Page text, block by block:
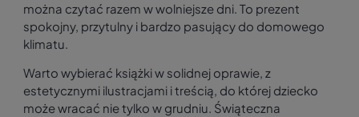
można czytać razem w wolniejsze dni. To prezent
spokojny, przytulny i bardzo pasujący do domowego
klimatu.
Warto wybierać książki w solidnej oprawie, z
estetycznymi ilustracjami i treścią, do której dziecko
może wracać nie tylko w grudniu. Świąteczna